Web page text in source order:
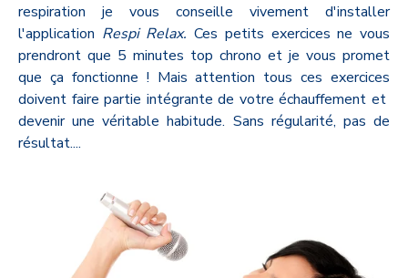
respiration je vous conseille vivement d'installer
l'application Respi Relax.Ces petits exercices ne vous
prendront que 5 minutes top chrono et je vous promet
que ça fonctionne ! Mais attention tous ces exercices
doivent faire partie intégrante de votre échauffement et
devenir une véritable habitude. Sans régularité, pas de
résultat....